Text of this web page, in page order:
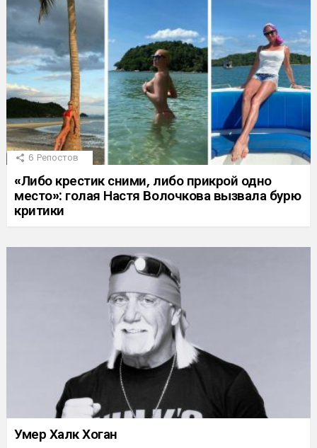
6 Репостов
«Либо крестик сними, либо прикрой одно
место»: голая Настя Волочкова вызвала бурю
критики
Умер Халк Хоган